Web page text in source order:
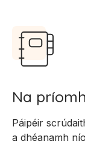
Na
Páipéir
a dhéanamh